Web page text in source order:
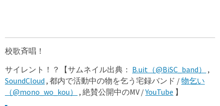
校歌斉唱！
サイレント！？【サムネイル出典： B.uit（@BiSC_band）
,
SoundCloud , 都内で活動中の物を乞う宅録バンド /物乞い
（@mono_wo_kou）
, 絶賛公開中のMV /YouTube 】